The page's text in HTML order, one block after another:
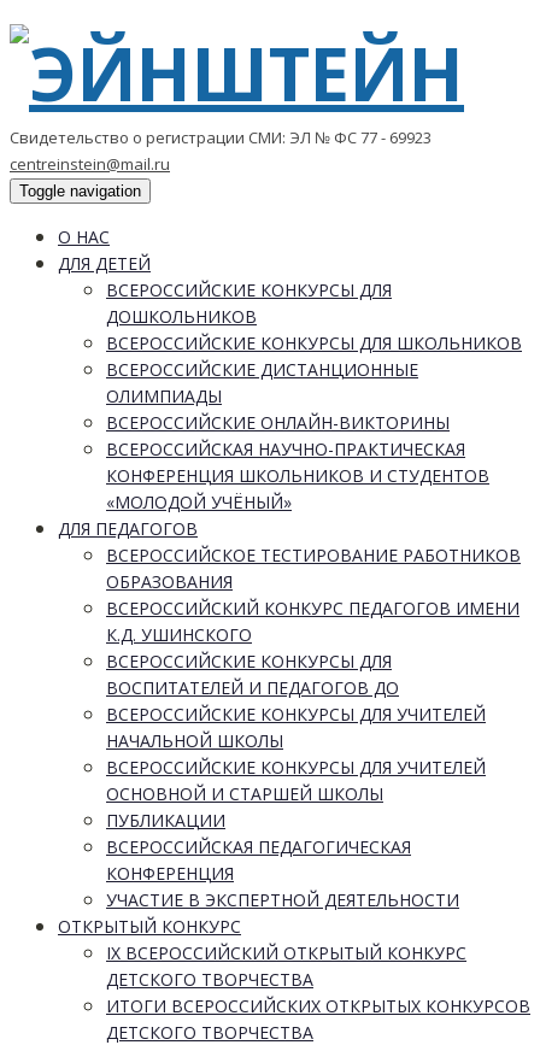
Свидетельство о регистрации СМИ: ЭЛ № ФС 77 - 69923
centreinstein@mail.ru
Toggle navigation
О НАС
ДЛЯ ДЕТЕЙ
ВСЕРОССИЙСКИЕ КОНКУРСЫ ДЛЯ
ДОШКОЛЬНИКОВ
ВСЕРОССИЙСКИЕ КОНКУРСЫ ДЛЯ ШКОЛЬНИКОВ
ВСЕРОССИЙСКИЕ ДИСТАНЦИОННЫЕ
ОЛИМПИАДЫ
ВСЕРОССИЙСКИЕ ОНЛАЙН-ВИКТОРИНЫ
ВСЕРОССИЙСКАЯ НАУЧНО-ПРАКТИЧЕСКАЯ
КОНФЕРЕНЦИЯ ШКОЛЬНИКОВ И СТУДЕНТОВ
«МОЛОДОЙ УЧЁНЫЙ»
ДЛЯ ПЕДАГОГОВ
ВСЕРОССИЙСКОЕ ТЕСТИРОВАНИЕ РАБОТНИКОВ
ОБРАЗОВАНИЯ
ВСЕРОССИЙСКИЙ КОНКУРС ПЕДАГОГОВ ИМЕНИ
К.Д. УШИНСКОГО
ВСЕРОССИЙСКИЕ КОНКУРСЫ ДЛЯ
ВОСПИТАТЕЛЕЙ И ПЕДАГОГОВ ДО
ВСЕРОССИЙСКИЕ КОНКУРСЫ ДЛЯ УЧИТЕЛЕЙ
НАЧАЛЬНОЙ ШКОЛЫ
ВСЕРОССИЙСКИЕ КОНКУРСЫ ДЛЯ УЧИТЕЛЕЙ
ОСНОВНОЙ И СТАРШЕЙ ШКОЛЫ
ПУБЛИКАЦИИ
ВСЕРОССИЙСКАЯ ПЕДАГОГИЧЕСКАЯ
КОНФЕРЕНЦИЯ
УЧАСТИЕ В ЭКСПЕРТНОЙ ДЕЯТЕЛЬНОСТИ
ОТКРЫТЫЙ КОНКУРС
IX ВСЕРОССИЙСКИЙ ОТКРЫТЫЙ КОНКУРС
ДЕТСКОГО ТВОРЧЕСТВА
ИТОГИ ВСЕРОССИЙСКИХ ОТКРЫТЫХ КОНКУРСОВ
ДЕТСКОГО ТВОРЧЕСТВА